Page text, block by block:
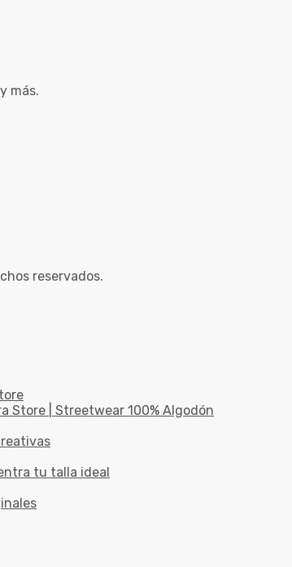
más.
reservados.
Store | Streetwear 100% Algodón
tu talla ideal